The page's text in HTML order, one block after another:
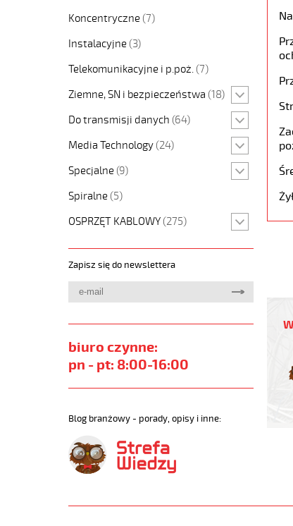
Koncentryczne (7)
Instalacyjne (3)
Telekomunikacyjne i p.poż. (7)
Ziemne, SN i bezpieczeństwa (18)
Do transmisji danych (64)
Media Technology (24)
Specjalne (9)
Spiralne (5)
OSPRZĘT KABLOWY (275)
Zapisz się do newslettera
biuro czynne:
pn - pt: 8:00-16:00
Blog branżowy - porady, opisy i inne:
4G95